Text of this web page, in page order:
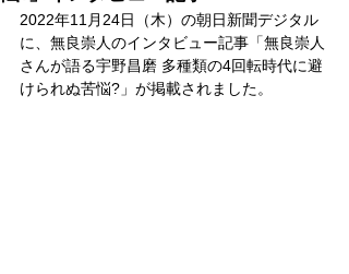
2022年11月24日（木）の朝日新聞デジタル
に、無良崇人のインタビュー記事「無良崇人
さんが語る宇野昌磨 多種類の4回転時代に避
けられぬ苦悩?」が掲載されました。